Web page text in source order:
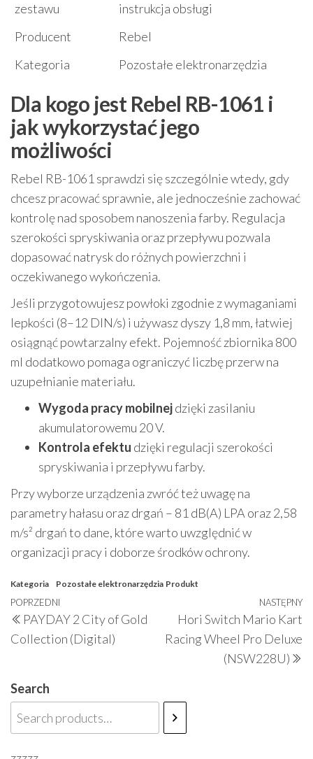
zestawu
instrukcja obsługi
Producent
Rebel
Kategoria
Pozostałe elektronarzędzia
Dla kogo jest Rebel RB-1061 i
jak wykorzystać jego
możliwości
Rebel RB-1061 sprawdzi się szczególnie wtedy, gdy
chcesz pracować sprawnie, ale jednocześnie zachować
kontrolę nad sposobem nanoszenia farby. Regulacja
szerokości spryskiwania oraz przepływu pozwala
dopasować natrysk do różnych powierzchni i
oczekiwanego wykończenia.
Jeśli przygotowujesz powłoki zgodnie z wymaganiami
lepkości (8–12 DIN/s) i używasz dyszy 1,8 mm, łatwiej
osiągnąć powtarzalny efekt. Pojemność zbiornika 800
ml dodatkowo pomaga ograniczyć liczbę przerw na
uzupełnianie materiału.
Wygoda pracy mobilnejdzięki zasilaniu
akumulatorowemu 20 V.
Kontrola efektu dzięki regulacji szerokości
spryskiwania i przepływu farby.
Przy wyborze urządzenia zwróć też uwagę na
parametry hałasu oraz drgań – 81 dB(A) LPA oraz 2,58
m/s² drgań to dane, które warto uwzględnić w
organizacji pracy i doborze środków ochrony.
Kategoria Pozostałe elektronarzędzia Produkt
Nawigacja
wpisu
Poprzedni
wpis
POPRZEDNI
PAYDAY 2 City of Gold
Collection (Digital)
NASTĘPNY
Hori Switch Mario Kart
Racing Wheel Pro Deluxe
(NSW228U)
Search